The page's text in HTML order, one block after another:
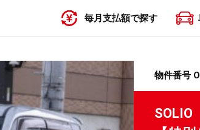
毎月支払額で探す
物件番号